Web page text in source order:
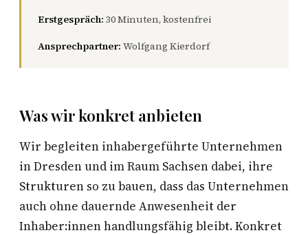
Erstgespräch: 30 Minuten, kostenfrei
Ansprechpartner: Wolfgang Kierdorf
Was wir konkret anbieten
Wir begleiten inhabergeführte Unternehmen
in Dresden und im Raum Sachsen dabei, ihre
Strukturen so zu bauen, dass das Unternehmen
auch ohne dauernde Anwesenheit der
Inhaber:innen handlungsfähig bleibt. Konkret